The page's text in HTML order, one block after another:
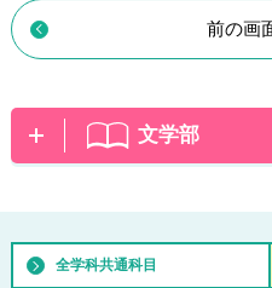
前の画
文学部
全学科共通科目